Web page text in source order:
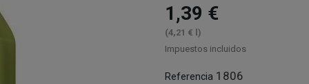
1,39 €
(4,21 € l)
Impuestos incluidos
Referencia 1806